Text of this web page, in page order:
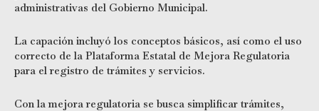
administrativas del Gobierno Municipal.
La capación incluyó los conceptos básicos, así como el uso
correcto de la Plataforma Estatal de Mejora Regulatoria
para el registro de trámites y servicios.
Con la mejora regulatoria se busca simplificar trámites,